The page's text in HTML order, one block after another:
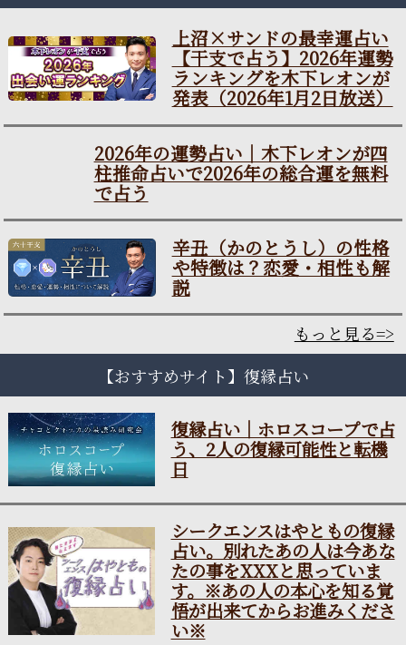
上沼×サンドの最幸運占い
【干支で占う】2026年運勢
ランキングを木下レオンが
発表（2026年1月2日放送）
2026年の運勢占い｜木下レ
オンが四柱推命占いで2026
辛丑（かのとうし）の性格
や特徴は？恋愛・相性も解
説
もっと見る=>
【おすすめサイト】復縁占い
復縁占い｜ホロスコープで占
う、2人の復縁可能性と転機
日
シークエンスはやともの復縁
占い。別れたあの人は今あな
たの事をXXXと思っていま
す。※あの人の本心を知る覚
悟が出来てからお進みくださ
い※